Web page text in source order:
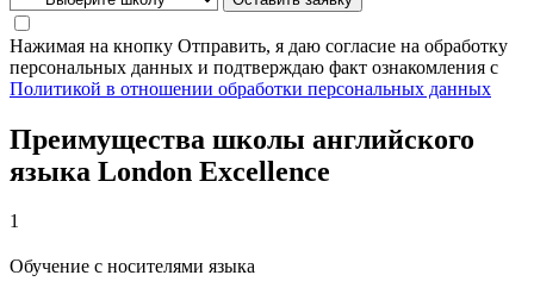
Нажимая на кнопку Отправить, я даю согласие на обработку
персональных данных и подтверждаю факт ознакомления с
Политикой в отношении обработки персональных данных
Преимущества школы английского
языка London Excellence
1
Обучение с носителями языка